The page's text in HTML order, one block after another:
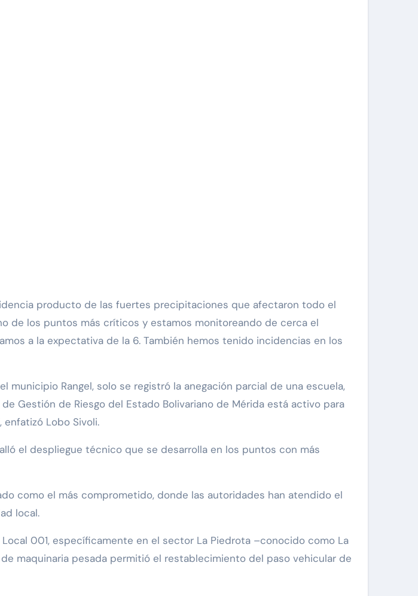
producto de las fuertes precipitaciones que afectaron todo el
de los puntos más críticos y estamos monitoreando de cerca el
a la expectativa de la 6. También hemos tenido incidencias en los
Rangel, solo se registró la anegación parcial de una escuela,
Gestión de Riesgo del Estado Bolivariano de Mérida está activo para
Lobo Sivoli.
el despliegue técnico que se desarrolla en los puntos con más
como el más comprometido, donde las autoridades han atendido el
local.
001, específicamente en el sector La Piedrota –conocido como La
maquinaria pesada permitió el restablecimiento del paso vehicular de